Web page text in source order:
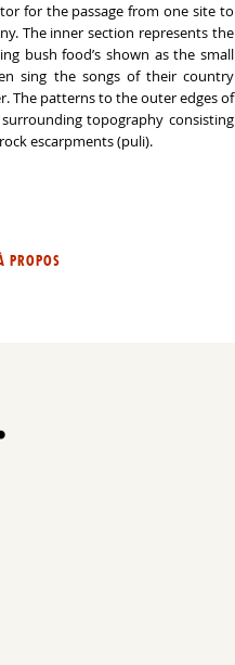
for the passage from one site to
The inner section represents the
bush food’s shown as the small
sing the songs of their country
The patterns to the outer edges of
topography consisting
escarpments (puli).
PROPOS